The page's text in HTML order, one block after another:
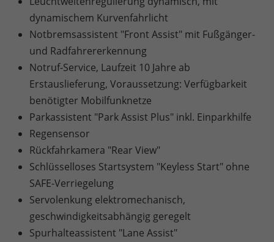
dynamischem Kurvenfahrlicht
Notbremsassistent "Front Assist" mit Fußgänger-
und Radfahrererkennung
Notruf-Service, Laufzeit 10 Jahre ab
Erstauslieferung, Voraussetzung: Verfügbarkeit
benötigter Mobilfunknetze
Parkassistent "Park Assist Plus" inkl. Einparkhilfe
Regensensor
Rückfahrkamera "Rear View"
Schlüsselloses Startsystem "Keyless Start" ohne
SAFE-Verriegelung
Servolenkung elektromechanisch,
geschwindigkeitsabhängig geregelt
Spurhalteassistent "Lane Assist"